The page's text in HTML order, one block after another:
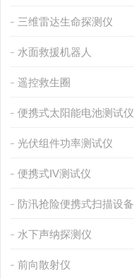
三维雷达生命探测仪
水面救援机器人
遥控救生圈
便携式太阳能电池测试仪
光伏组件功率测试仪
便携式IV测试仪
防汛抢险便携式扫描设备
水下声纳探测仪
前向散射仪